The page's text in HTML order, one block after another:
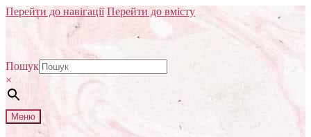
Перейти до навігації Перейти до вмісту
Пошук
×
Меню